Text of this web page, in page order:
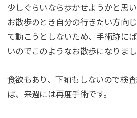
少しぐらいなら歩かせようかと思
お散歩のとき自分の行きたい方向
て動こうとしないため、手術跡に
いのでこのようなお散歩になりまし
食欲もあり、下痢もしないので検
ば、来週には再度手術です。